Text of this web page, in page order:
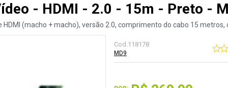
- HDMI - 2.0 - 15m - Preto -
HDMI (macho + macho), versão 2.0, comprimento do cabo 15 metros,
Cod.118178
MD9